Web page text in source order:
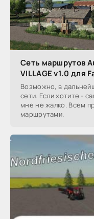
Сеть маршрутов
VILLAGE v1.0 для
Возможно, в
сети. Если хотите -
мне не жалко. Всем
маршрутами.